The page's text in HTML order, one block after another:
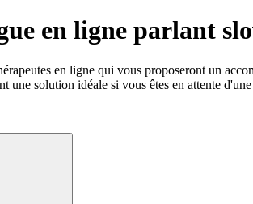
en ligne parlant
en ligne qui vous proposeront un
une solution idéale si vous êtes en attente